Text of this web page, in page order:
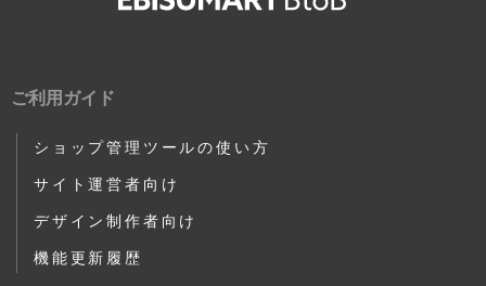
ご利用ガイド
ショップ管理ツールの使い方
サイト運営者向け
デザイン制作者向け
機能更新履歴